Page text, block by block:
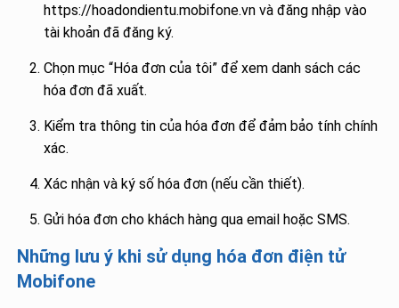
https://hoadondientu.mobifone.vn và đăng nhập vào
tài khoản đã đăng ký.
Chọn mục “Hóa đơn của tôi” để xem danh sách các
hóa đơn đã xuất.
Kiểm tra thông tin của hóa đơn để đảm bảo tính chính
xác.
Xác nhận và ký số hóa đơn (nếu cần thiết).
Gửi hóa đơn cho khách hàng qua email hoặc SMS.
Những lưu ý khi sử dụng hóa đơn điện tử
Mobifone